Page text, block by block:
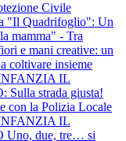
Civile
"Il Quadrifoglio": Un
mamma" - Tra
e mani creative: un
coltivare insieme
IL
strada giusta!
con la Polizia Locale
IL
Uno, due, tre… si